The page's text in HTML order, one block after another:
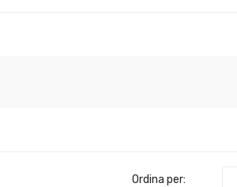
Ordina per: